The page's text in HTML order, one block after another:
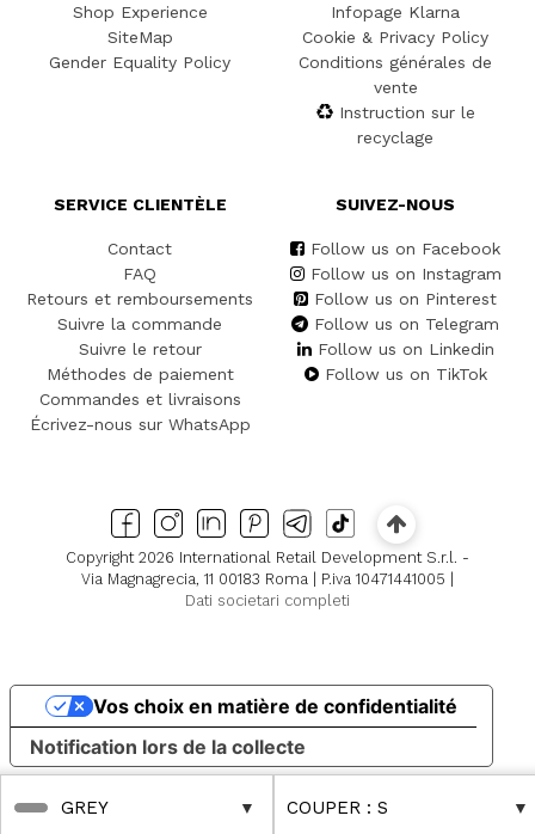
GREY COUPER : S
Shop Experience
SiteMap
Gender Equality Policy
Infopage Klarna
Cookie & Privacy Policy
Conditions générales de
vente
Instruction sur le
recyclage
SERVICE CLIENTÈLE
Contact
FAQ
Retours et remboursements
Suivre la commande
Suivre le retour
Méthodes de paiement
Commandes et livraisons
Écrivez-nous sur WhatsApp
SUIVEZ-NOUS
Follow us on Facebook
Follow us on Instagram
Follow us on Pinterest
Follow us on Telegram
Follow us on Linkedin
Follow us on TikTok
Copyright 2026 International Retail Development S.r.l. -
Via Magnagrecia, 11 00183 Roma | P.iva 10471441005 |
Dati societari completi
Notification lors de la collecte
Vos choix en matière de confidentialité